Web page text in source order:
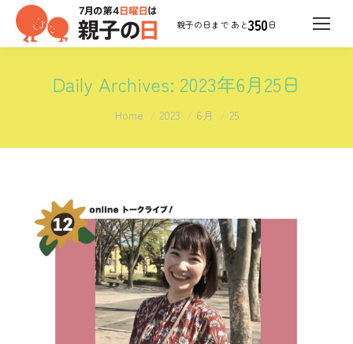
350日
Daily Archives: 2023年6月25日
You are here:
Home 2023 6月 25